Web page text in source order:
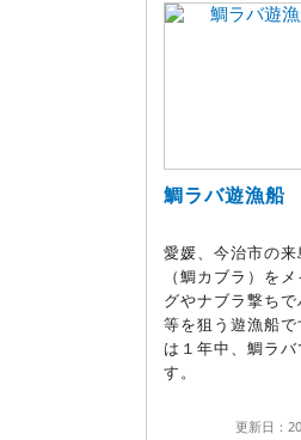
鯛ラバ遊漁船
愛媛、今治市の
（鯛カブラ）を
グやナブラ撃ち
等を狙う遊漁船
は１年中、鯛ラバ
す。
更新日：